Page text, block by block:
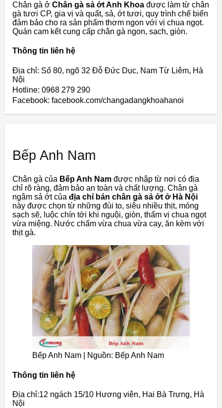
Chân gà ở Chân gà sả ớt Anh Khoa được làm từ chân
gà tươi CP, gia vị và quất, sả, ớt tươi, quy trình chế biến
đảm bảo cho ra sản phẩm thơm ngon với vị chua ngọt.
Quán cam kết cung cấp chân gà ngon, sạch, giòn.
Thông tin liên hệ
Địa chỉ: Số 80, ngõ 32 Đỗ Đức Dục, Nam Từ Liêm, Hà
Nội
Hotline: 0968 279 290
Facebook: facebook.com/changadangkhoahanoi
Bếp Anh Nam
Chân gà của Bếp Anh Nam được nhập từ nơi có địa
chỉ rõ ràng, đảm bảo an toàn và chất lượng. Chân gà
ngâm sả ớt của địa chỉ bán chân gà sả ớt ở Hà Nội
này được chọn từ những đùi to, siêu nhiều thịt, móng
sạch sẽ, luộc chín tới khi nguội, giòn, thấm vị chua ngọt
vừa miệng. Nước chấm vừa chua vừa cay, ăn kèm với
thịt gà.
Bếp Anh Nam | Nguồn: Bếp Anh Nam
Thông tin liên hệ
Địa chỉ:12 ngách 15/10 Hương viên, Hai Bà Trưng, Hà
Nội